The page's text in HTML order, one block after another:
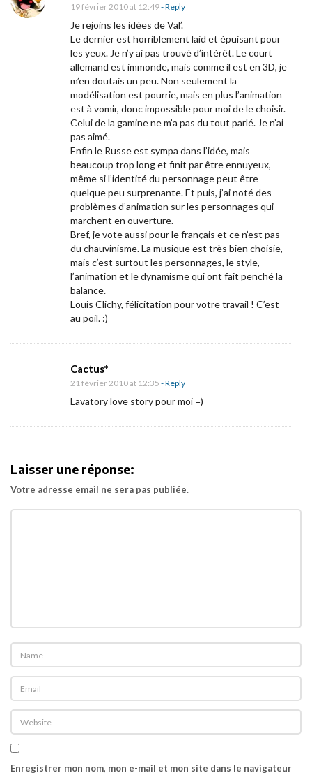
19 février 2010 at 12:49- Reply
Je rejoins les idées de Val’.
Le dernier est horriblement laid et épuisant pour
les yeux. Je n’y ai pas trouvé d’intérêt. Le court
allemand est immonde, mais comme il est en 3D, je
m’en doutais un peu. Non seulement la
modélisation est pourrie, mais en plus l’animation
est à vomir, donc impossible pour moi de le choisir.
Celui de la gamine ne m’a pas du tout parlé. Je n’ai
pas aimé.
Enfin le Russe est sympa dans l’idée, mais
beaucoup trop long et finit par être ennuyeux,
même si l’identité du personnage peut être
quelque peu surprenante. Et puis, j’ai noté des
problèmes d’animation sur les personnages qui
marchent en ouverture.
Bref, je vote aussi pour le français et ce n’est pas
du chauvinisme. La musique est très bien choisie,
mais c’est surtout les personnages, le style,
l’animation et le dynamisme qui ont fait penché la
balance.
Louis Clichy, félicitation pour votre travail ! C’est
au poil. :)
Cactus*
21 février 2010 at 12:35 - Reply
Lavatory love story pour moi =)
Laisser une réponse:
Votre adresse email ne sera pas publiée.
Enregistrer mon nom, mon e-mail et mon site dans le navigateur